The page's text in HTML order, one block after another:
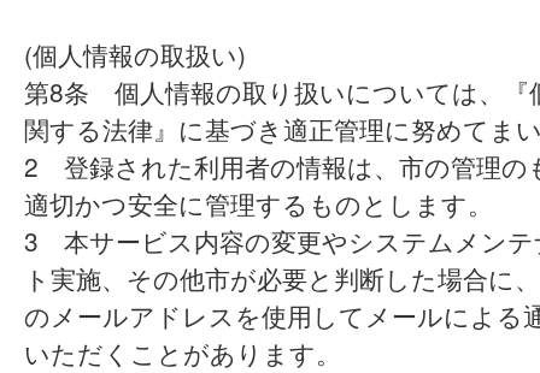
(個人情報の取扱い)
第8条 個人情報の取り扱いについては、『
関する法律』に基づき適正管理に努めてま
2 登録された利用者の情報は、市の管理の
適切かつ安全に管理するものとします。
3 本サービス内容の変更やシステムメン
ト実施、その他市が必要と判断した場合に
のメールアドレスを使用してメールによる
いただくことがあります。